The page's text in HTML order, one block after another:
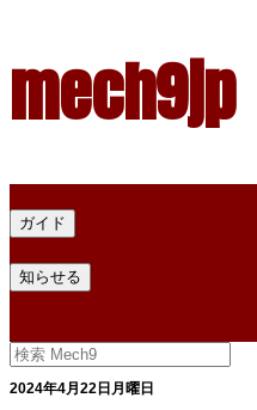
mech9jp
ガイド
知らせる
2024年4月22日月曜日